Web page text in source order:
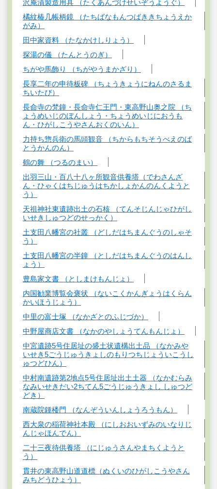
沢庵漬製造用具 （たくあんづけせいぞうようぐ）
橘紋椿几帳柄鏡 （たちばなもんつばききちょうえか
がみ）
田中家資料 （たなかけしりょう）
探湯の儀 （たんとうのぎ）
ちがや馬飾り （ちがやうまかざり）
長享二年の申待板碑 （ちょうきょうにねんのさるま
ちいたび）
長命寺の梵鐘・長命寺仁王門・東高野山奥之院 （ち
ょうめいじのぼんしょう・ちょうめいじにおうも
ん・ひがしこうやさんおくのいん）
力持ち惣兵衛の馬頭観音 （ちからもちそうべえのば
とうかんのん）
鶴の舞 （つるのまい）
出羽三山・百八十八ヶ所観音供養塔（でわさんざ
ん・ひゃくはちじゅうはちかしょかんのんくようと
う）
天祖神社東遺跡出土の石核 （てんそじんじゃひがし
いせきしゅつどのせっかく）
土支田八幡宮の社叢 （どしだはちまんぐうのしゃそ
う）
土支田八幡宮の半鐘 （としだはちまんぐうのはんし
ょう）
豊島家文書 （としまけもんじょ）
内国勧業博覧会褒状 （ないこくかんぎょうはくらん
かいほうじょう）
中里の富士塚 （なかざとのふじづか）
中野屋商店文書 （なかのやしょうてんもんじょ）
中宮遺跡5号住居址の盛土状遺構出土品 （なかみや
いせき5ごうじゅうきょしのもりつちじょういこうし
ゅつどひん）
中村南遺跡第2地点5号住居址出土土器 （なかむらみ
なみいせきだい2ちてん5ごうじゅうきょし しゅつど
どき）
南蔵院鍾楼門 （なんぞういんしょうろうもん）
西大泉の稲荷神社本殿 （にしおおいずみのいなりじ
んじゃほんでん）
二十三夜待供養塔 （にじゅうさんやまちくようと
う）
貫井の東高野山道道標（ぬくいのひがしこうやさん
みちどうひょう）